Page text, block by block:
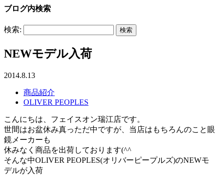
ブログ内検索
検索:
NEWモデル入荷
2014.8.13
商品紹介
OLIVER PEOPLES
こんにちは、フェイスオン瑞江店です。
世間はお盆休み真っただ中ですが、当店はもちろんのこと眼
鏡メーカーも
休みなく商品を出荷しております(^^ゞ
そんな中OLIVER PEOPLES(オリバーピープルズ)のNEWモ
デルが入荷